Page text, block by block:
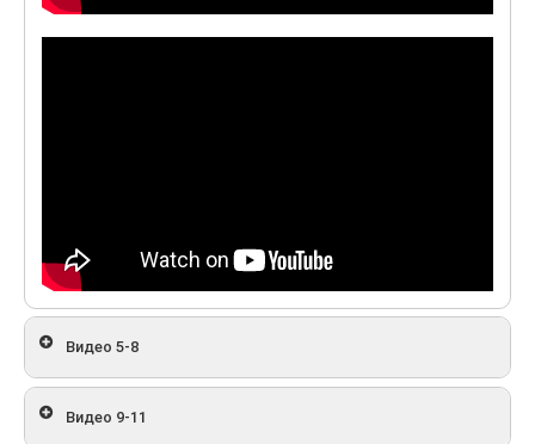
Видео 5-8
Видео 9-11